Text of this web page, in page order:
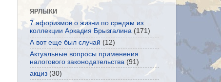
ЯРЛЫКИ
7 афоризмов о жизни по средам из
коллекции Аркадия Брызгалина (171)
А вот еще был случай (12)
Актуальные вопросы применения
налогового законодательства (91)
акциз (30)